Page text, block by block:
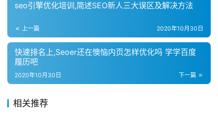
seo引擎优化培训,简述SEO新人三大误区及解决方法
上一篇 2020年10月30日
快速排名上,Seoer还在懊恼内页怎样优化吗 学学百度
履历吧
下一篇
2020年10月30日
相关推荐